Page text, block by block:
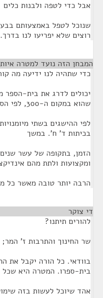
אבל כדי לטפה ולבנות כלים
שנוכל לטפל באמצעותם
רוצים שלא יפריעו לנו בדרך.
המבחן הזה נועד למטרה איות
כדי שתהיה לנו ידיעה מה
שהוא במקום ה-300, לפי הסדר,
לפי ההישגים בשתי
בכיתות ד' ח'. במשך
הזמן, בתקופה של עשר
ומקצועות ולתת מהם
הרבה יותר טובה מאשר כל
די צוקר
להורים תיתנו?
שר החינוך והתרבות ז' המר;
בוודאי. כל הורה יקבל את
בית-ספרו. המטרה היא שכל
אהד שיוכל לעשות בזה